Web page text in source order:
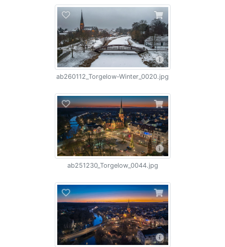
ab260112_Torgelow-Winter_0020.jpg
ab251230_Torgelow_0044.jpg